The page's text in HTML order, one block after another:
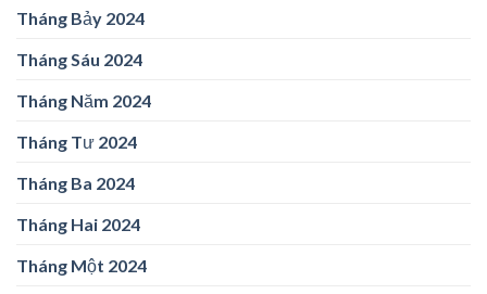
Tháng Bảy 2024
Tháng Sáu 2024
Tháng Năm 2024
Tháng Tư 2024
Tháng Ba 2024
Tháng Hai 2024
Tháng Một 2024